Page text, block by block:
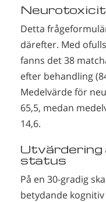
Detta
därefter. Med
fanns det 38
efter behandling
Medelvärde för
65,5, medan
14,6.
Utvärdering
status
På en 30-gradig
betydande